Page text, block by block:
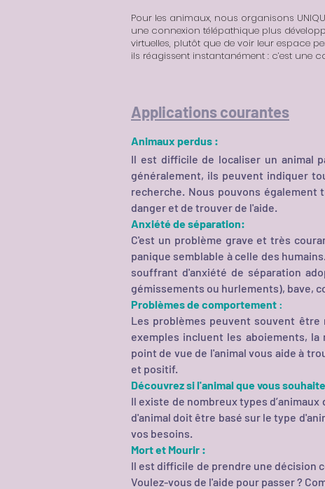
Pour les animaux, nous organisons
une connexion télépathique plus
virtuelles, plutôt que de voir leur espace
ils réagissent instantanément : c’est une
Applications courantes
Animaux perdus :
Il est difficile de localiser un animal
généralement, ils peuvent indiquer
recherche. Nous pouvons
danger et de trouver de l'aide.
Anxiété de séparation:
C'est un problème grave et très
panique semblable à celle des
souffrant d'anxiété de séparation
gémissements ou hurlements), bave,
Problèmes de comportement :
Les problèmes peuvent souvent être
exemples incluent les aboiements,
point de vue de l'animal vous aide à
et positif.
Découvrez si l'animal que vous
Il existe de nombreux types
d'animal doit être basé sur le type
vos besoins.
Mort et Mourir :
Il est difficile de prendre une décision
Voulez-vous de l'aide pour passer ?